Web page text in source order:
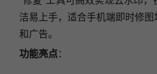
洁易上手，适合手机端即时修
和广告。
功能亮点 ：